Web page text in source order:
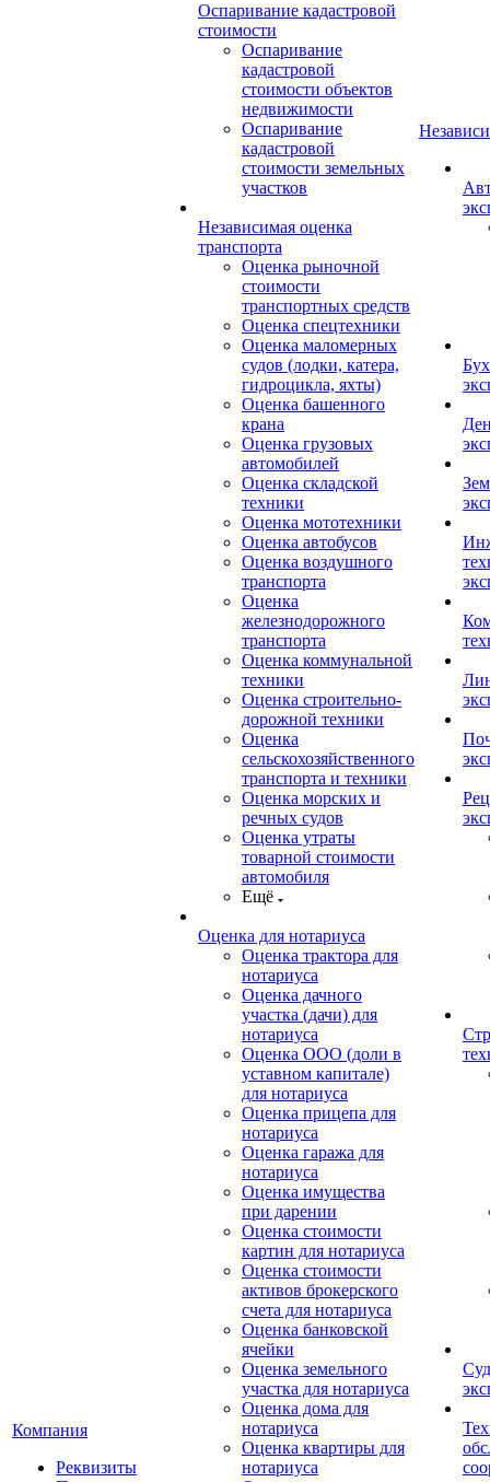
Компания
Реквизиты
Оспаривание кадастровой
стоимости
Оспаривание
кадастровой
стоимости объектов
недвижимости
Оспаривание
кадастровой
стоимости земельных
участков
Независимая оценка
транспорта
Оценка рыночной
стоимости
транспортных средств
Оценка спецтехники
Оценка маломерных
судов (лодки, катера,
гидроцикла, яхты)
Оценка башенного
крана
Оценка грузовых
автомобилей
Оценка складской
техники
Оценка мототехники
Оценка автобусов
Оценка воздушного
транспорта
Оценка
железнодорожного
транспорта
Оценка коммунальной
техники
Оценка строительно-
дорожной техники
Оценка
сельскохозяйственного
транспорта и техники
Оценка морских и
речных судов
Оценка утраты
товарной стоимости
автомобиля
Ещё
Оценка для нотариуса
Оценка трактора для
нотариуса
Оценка дачного
участка (дачи) для
нотариуса
Оценка ООО (доли в
уставном капитале)
для нотариуса
Оценка прицепа для
нотариуса
Оценка гаража для
нотариуса
Оценка имущества
при дарении
Оценка стоимости
картин для нотариуса
Оценка стоимости
активов брокерского
счета для нотариуса
Оценка банковской
ячейки
Оценка земельного
участка для нотариуса
Оценка дома для
нотариуса
Оценка квартиры для
нотариуса